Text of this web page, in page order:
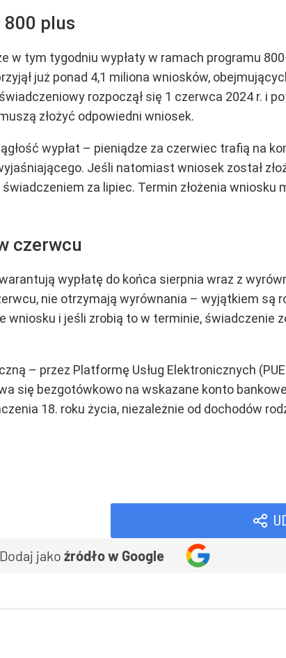
800 plus
w tym tygodniu wypłaty w ramach programu
już ponad 4,1 miliona wniosków,
rozpoczął się 1 czerwca 2024 r. i
złożyć odpowiedni wniosek.
wypłat – pieniądze za czerwiec trafią na
Jeśli natomiast wniosek został
za lipiec. Termin złożenia wniosku
czerwcu
wypłatę do końca sierpnia wraz z
nie otrzymają wyrównania – wyjątkiem są
wniosku i jeśli zrobią to w terminie, świadczenie
– przez Platformę Usług Elektronicznych
się bezgotówkowo na wskazane konto
18. roku życia, niezależnie od dochodów
Dodaj jako źródło w Google